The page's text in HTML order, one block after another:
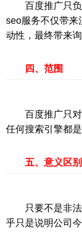
百度推广只负
seo服务不仅带来
动性，最终带来
四、范围
百度推广只对
任何搜索引擎都
五、意义区别
只要不是非法
乎只是说明公司